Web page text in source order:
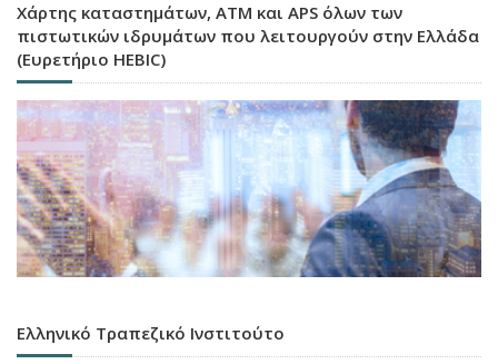
Χάρτης καταστημάτων, ATM και APS όλων των
πιστωτικών ιδρυμάτων που λειτουργούν στην Ελλάδα
(Ευρετήριο HEBIC)
Ελληνικό Τραπεζικό Ινστιτούτο